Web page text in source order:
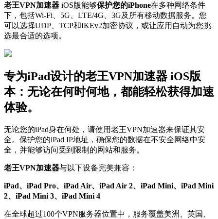
老王VPN加速器 iOS版能够保护您的iPhone在多种网络条件
下，包括Wi-Fi、5G、LTE/4G、3G及所有移动数据服务。您
可以选择UDP、TCP和IKEv2加密协议，或让应用自动为您挑
选最合适的选项。
专为iPad设计的老王VPN加速器 iOS版
本：无论在何时何地，都能轻松获得加速
体验。
无论您的iPad身在何处，请使用老王VPN加速器来保证其安
全。保护您的iPad IP地址，确保您的数据在不安全网络中安
全，并能够访问受到限制的网站和服务。
老王VPN加速器与以下设备完美兼容：
iPad、iPad Pro、iPad Air、iPad Air 2、iPad Mini、iPad Mini
2、iPad Mini 3、iPad Mini 4
在全球超过100个VPN服务器位置中，服务覆盖美洲、英国、